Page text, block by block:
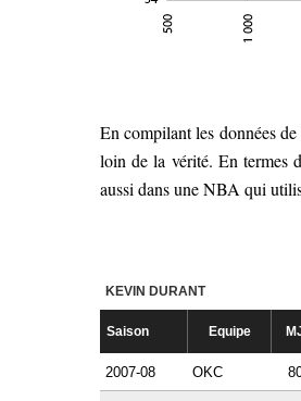
En compilant les données
loin de la vérité. En termes
aussi dans une NBA qui
KEVIN DURANT
Saison Equipe
2007-08 OKC